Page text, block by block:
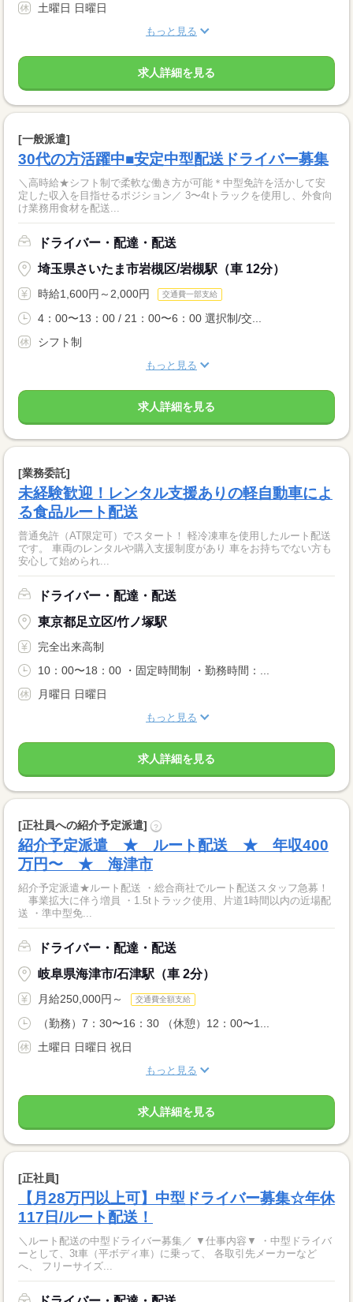
土曜日 日曜日
もっと見る
求人詳細を見る
[一般派遣]
30代の方活躍中■安定中型配送ドライバー募集
＼高時給★シフト制で柔軟な働き方が可能＊中型免許を活かして安
定した収入を目指せるポジション／ 3〜4tトラックを使用し、外食向
け業務用食材を配送...
ドライバー・配達・配送
埼玉県さいたま市岩槻区/岩槻駅（車 12分）
時給1,600円～2,000円 交通費一部支給
4：00〜13：00 / 21：00〜6：00 選択制/交...
シフト制
もっと見る
求人詳細を見る
[業務委託]
未経験歓迎！レンタル支援ありの軽自動車によ
る食品ルート配送
普通免許（AT限定可）でスタート！ 軽冷凍車を使用したルート配送
です。 車両のレンタルや購入支援制度があり 車をお持ちでない方も
安心して始められ...
ドライバー・配達・配送
東京都足立区/竹ノ塚駅
完全出来高制
10：00〜18：00 ・固定時間制 ・勤務時間：...
月曜日 日曜日
もっと見る
求人詳細を見る
[正社員への紹介予定派遣] ?
紹介予定派遣 ★ ルート配送 ★ 年収400
万円〜 ★ 海津市
紹介予定派遣★ルート配送 ・総合商社でルート配送スタッフ急募！
事業拡大に伴う増員 ・1.5tトラック使用、片道1時間以内の近場配
送 ・準中型免...
ドライバー・配達・配送
岐阜県海津市/石津駅（車 2分）
月給250,000円～ 交通費全額支給
（勤務）7：30〜16：30 （休憩）12：00〜1...
土曜日 日曜日 祝日
もっと見る
求人詳細を見る
[正社員]
【月28万円以上可】中型ドライバー募集☆年休
117日/ルート配送！
＼ルート配送の中型ドライバー募集／ ▼仕事内容▼ ・中型ドライバ
ーとして、3t車（平ボディ車）に乗って、 各取引先メーカーなど
へ、 フリーサイズ...